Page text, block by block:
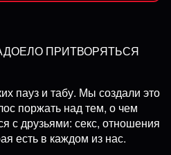
ПРИТВОРЯТЬСЯ
пауз и табу. Мы создали это
поржать над тем, о чем
с друзьями: секс, отношения
есть в каждом из нас.